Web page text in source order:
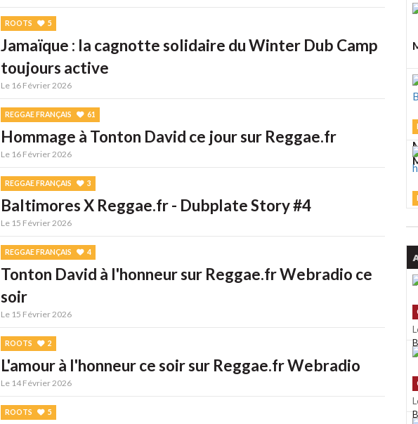
ROOTS 5
Jamaïque : la cagnotte solidaire du Winter Dub Camp
toujours active
Le 16 Février 2026
REGGAE FRANÇAIS 61
Hommage à Tonton David ce jour sur Reggae.fr
Le 16 Février 2026
REGGAE FRANÇAIS 3
Baltimores X Reggae.fr - Dubplate Story #4
Le 15 Février 2026
REGGAE FRANÇAIS 4
Tonton David à l'honneur sur Reggae.fr Webradio ce
soir
Le 15 Février 2026
ROOTS 2
L'amour à l'honneur ce soir sur Reggae.fr Webradio
Le 14 Février 2026
ROOTS 5